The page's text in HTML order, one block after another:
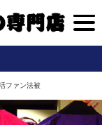
ファン法被